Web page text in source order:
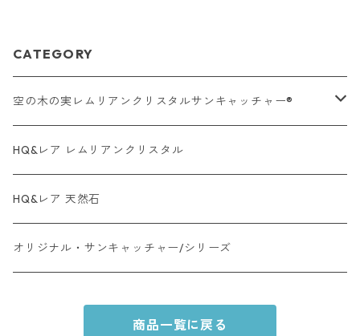
CATEGORY
空の木の実レムリアンクリスタルサンキャッチャー®︎
オーラクォーツ系・タイプ
レムリアンクリスタル・タイプ
レア天然石・タイプ
HQ&レア レムリアンクリスタル
HQ&レア 天然石
オリジナル・サンキャッチャー/シリーズ
商品一覧に戻る